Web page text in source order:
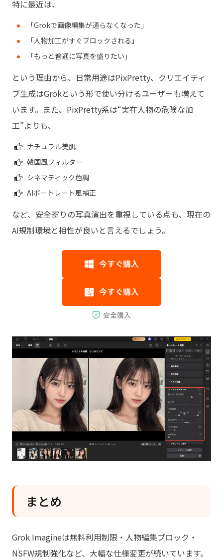
特に最近は、
「Grokで画像編集が通らなくなった」
「人物加工がすぐブロックされる」
「もっと普通に写真を盛りたい」
という理由から、日常用途はPixPretty、クリエイティ
ブ生成はGrokという形で使い分けるユーザーも増えて
います。また、PixPretty系は“実在人物の危険な加
工”よりも、
ナチュラル美肌
韓国風フィルター
シネマティック色調
AIポートレート風補正
など、安全寄りの写真演出を重視している点も、現在の
AI規制環境と相性が良いと言えるでしょう。
まとめ
Grok Imagineは無料利用制限・人物編集ブロック・
NSFW規制強化など、大幅な仕様変更が続いています。